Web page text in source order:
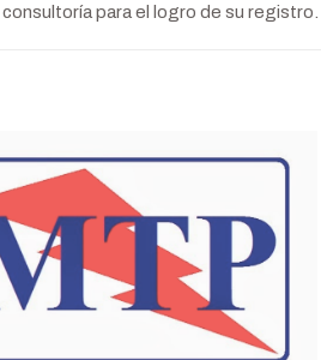
para el logro de su registro.